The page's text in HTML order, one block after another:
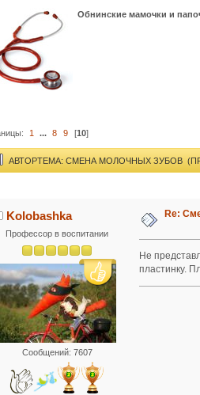
Обнинские мамочки и
1 ... 8 9 [10]
АВТОРТЕМА: СМЕНА МОЛОЧНЫХ ЗУБОВ
Kolobashka
Профессор в воспитании
Сообщений: 7607
Re:
Не
пластинку.